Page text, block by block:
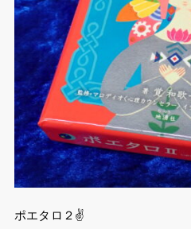
ポエタロ２✌